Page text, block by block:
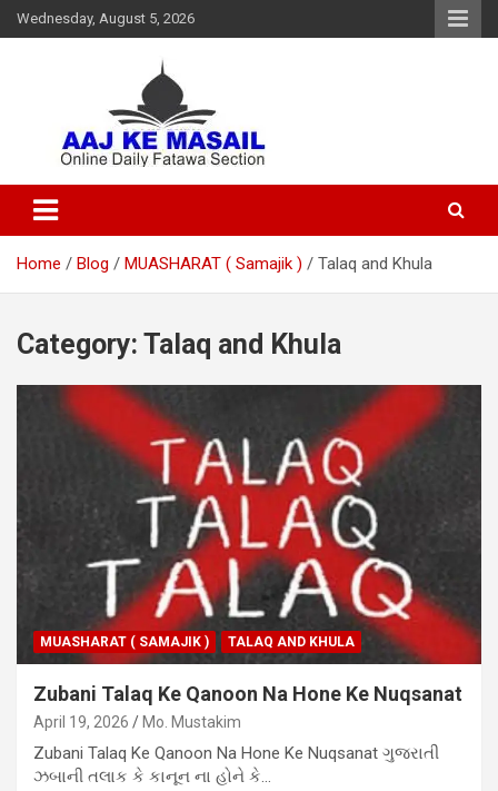
Wednesday, August 5, 2026
Aaj Ke Masail
Home Blog MUASHARAT ( Samajik ) Talaq and Khula
Category: Talaq and Khula
MUASHARAT ( SAMAJIK ) TALAQ AND KHULA
Zubani Talaq Ke Qanoon Na Hone Ke Nuqsanat
April 19, 2026 Mo. Mustakim
Zubani Talaq Ke Qanoon Na Hone Ke Nuqsanat ગુજરાતી
ઝબાની તલાક કે કાનૂન ના હોને કે…